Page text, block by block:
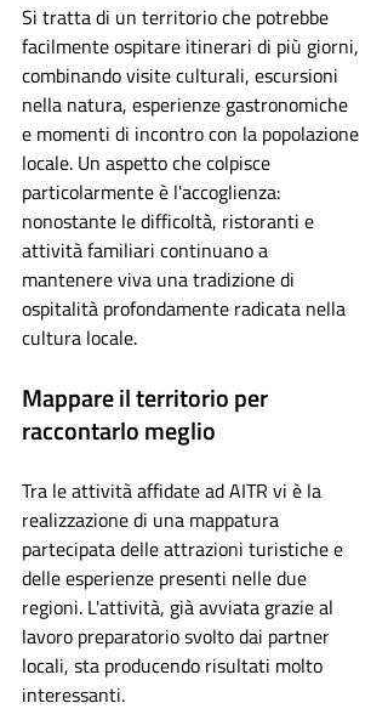
Si tratta di un territorio che potrebbe
facilmente ospitare itinerari di più giorni,
combinando visite culturali, escursioni
nella natura, esperienze gastronomiche
e momenti di incontro con la popolazione
locale. Un aspetto che colpisce
particolarmente è l'accoglienza:
nonostante le difficoltà, ristoranti e
attività familiari continuano a
mantenere viva una tradizione di
ospitalità profondamente radicata nella
cultura locale.
Mappare il territorio per
raccontarlo meglio
Tra le attività affidate ad AITR vi è la
realizzazione di una mappatura
partecipata delle attrazioni turistiche e
delle esperienze presenti nelle due
regioni. L'attività, già avviata grazie al
lavoro preparatorio svolto dai partner
locali, sta producendo risultati molto
interessanti.